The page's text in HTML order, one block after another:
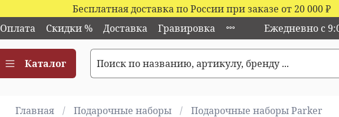
Бесплатная доставка по России при заказе от 20 000₽
Оплата Скидки % Доставка Гравировка Ежедневно с
Каталог
Главная Подарочные наборы Подарочные наборы Parker